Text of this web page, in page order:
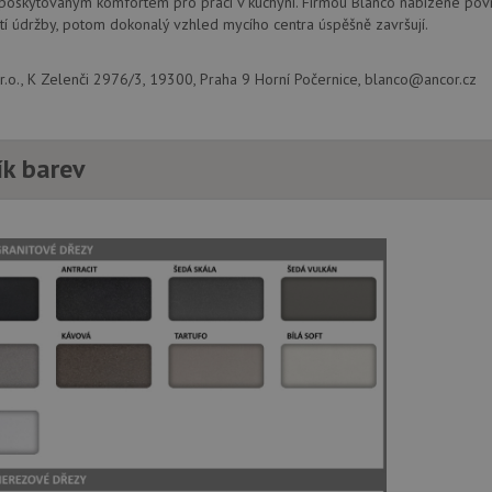
údržby, potom dokonalý vzhled mycího centra úspěšně završují.
K Zelenči 2976/3, 19300, Praha 9 Horní Počernice, blanco@ancor.cz
barev
mohl vidět před návštěvou uvedeného
použit jako pro správu stavu relace.
Google LLC
Google LLC
.youtube.com
Zavřením
Tento soubor cookie nastavuje YouTube
blanco.cz
Tento soubor cookie nastavuje
webové stránky a jakoukoli reklamu,
mohl vidět před návštěvou uvedeného